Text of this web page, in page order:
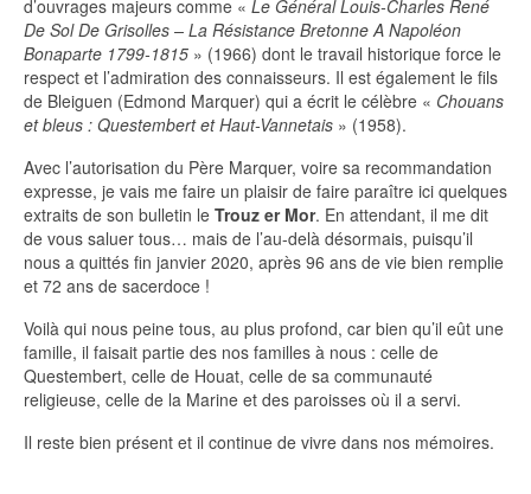
d’ouvrages majeurs comme « Le Général Louis-Charles René
De Sol De Grisolles – La Résistance Bretonne A Napoléon
Bonaparte 1799-1815 » (1966) dont le travail historique force le
respect et l’admiration des connaisseurs. Il est également le fils
de Bleiguen (Edmond Marquer) qui a écrit le célèbre « Chouans
et bleus : Questembert et Haut-Vannetais » (1958).
Avec l’autorisation du Père Marquer, voire sa recommandation
expresse, je vais me faire un plaisir de faire paraître ici quelques
extraits de son bulletin le Trouz er Mor. En attendant, il me dit
de vous saluer tous… mais de l’au-delà désormais, puisqu’il
nous a quittés fin janvier 2020, après 96 ans de vie bien remplie
et 72 ans de sacerdoce !
Voilà qui nous peine tous, au plus profond, car bien qu’il eût une
famille, il faisait partie des nos familles à nous : celle de
Questembert, celle de Houat, celle de sa communauté
religieuse, celle de la Marine et des paroisses où il a servi.
Il reste bien présent et il continue de vivre dans nos mémoires.